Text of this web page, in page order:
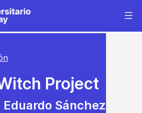
Project
Sánchez